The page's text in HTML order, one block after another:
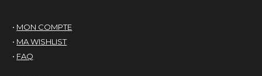
• MON COMPTE
• MA WISHLIST
• FAQ